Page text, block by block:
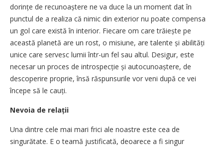
dorințe de recunoaștere ne va duce la un moment dat în
punctul de a realiza că nimic din exterior nu poate compensa
un gol care există în interior. Fiecare om care trăiește pe
această planetă are un rost, o misiune, are talente și abilități
unice care servesc lumii într-un fel sau altul. Desigur, este
necesar un proces de intro­specție și autocunoaștere, de
descoperire proprie, însă răspunsurile vor veni după ce vei
începe să le cauți.
Nevoia de relații
Una dintre cele mai mari frici ale noastre este cea de
singurătate. E o teamă justificată, deoarece a fi singur